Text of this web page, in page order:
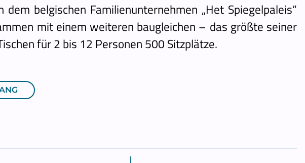
belgischen Familienunternehmen „Het Spiegelpaleis“
mit einem weiteren baugleichen – das größte seiner
für 2 bis 12 Personen 500 Sitzplätze.